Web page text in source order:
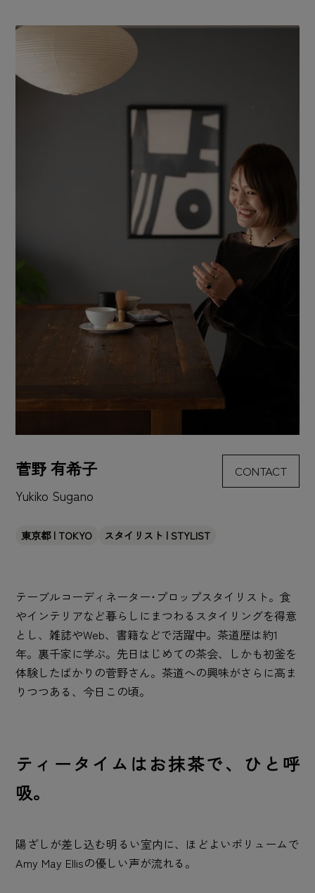
菅野 有希子
Yukiko Sugano
東京都 | TOKYO スタイリスト | STYLIST
テーブルコーディネーター･プロップスタイリスト。食
やインテリアなど暮らしにまつわるスタイリングを得意
とし、雑誌やWeb、書籍などで活躍中。茶道歴は約1
年。裏千家に学ぶ。先日はじめての茶会、しかも初釜を
体験したばかりの菅野さん。茶道への興味がさらに高ま
りつつある、今日この頃。
CONTACT
ティータイムはお抹茶で、ひと呼
吸。
陽ざしが差し込む明るい室内に、ほどよいボリュームで
Amy May Ellisの優しい声が流れる。